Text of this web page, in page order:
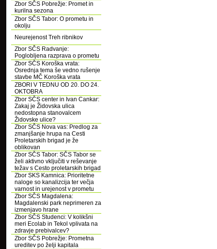
Zbor SČS Pobrežje: Promet in
kurilna sezona
Zbor SČS Tabor: O prometu in
okolju
Neurejenost Treh ribnikov
Zbor SČS Radvanje:
Poglobljena razprava o prometu
Zbor SČS Koroška vrata:
Osrednja tema še vedno rušenje
stavbe MČ Koroška vrata
ZBORI V TEDNU OD 20. DO 24.
OKTOBRA
Zbor SČS center in Ivan Cankar:
Zakaj je Židovska ulica
nedostopna stanovalcem
Židovske ulice?
Zbor SČS Nova vas: Predlog za
zmanjšanje hrupa na Cesti
Proletarskih brigad je že
oblikovan
Zbor SČS Tabor: SČS Tabor se
želi aktivno vključiti v reševanje
težav s Cesto proletarskih brigad
Zbor SKS Kamnica: Prioritetne
naloge so kanalizcija ter večja
varnost in urejenost v prometu
Zbor SČS Magdalena:
Magdalenski park neprimeren za
izmenjavo hrane
Zbor SČS Studenci: V kolikšni
meri Ecolab in Tekol vplivata na
zdravje prebivalcev?
Zbor SČS Pobrežje: Prometna
ureditev po želji kapitala